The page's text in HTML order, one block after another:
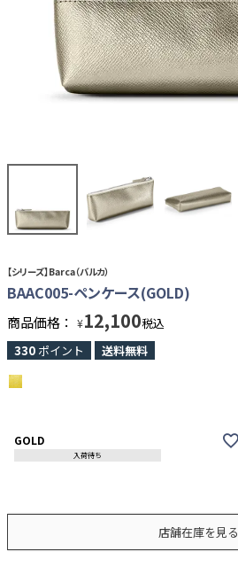
【シリーズ】Barca（バルカ）
BAAC005-ペンケース(GOLD)
商品価格： ¥12,100税込
330 ポイント 送料無料
GOLD
入荷待ち
店舗在庫を見る